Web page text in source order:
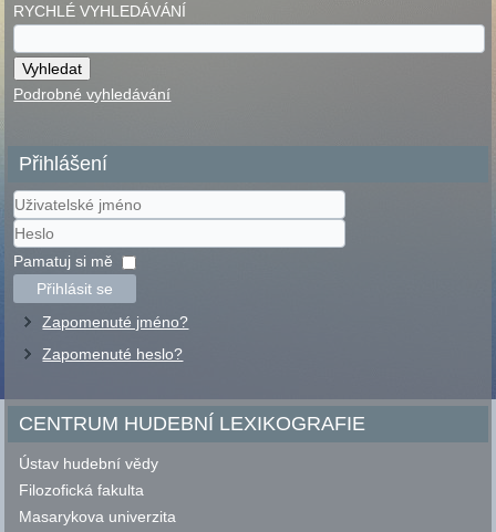
RYCHLÉ VYHLEDÁVÁNÍ
Podrobné vyhledávání
Přihlášení
Uživatelské
jméno
Heslo
Pamatuj si mě
Přihlásit se
Zapomenuté jméno?
Zapomenuté heslo?
CENTRUM HUDEBNÍ LEXIKOGRAFIE
Ústav hudební vědy
Filozofická fakulta
Masarykova univerzita